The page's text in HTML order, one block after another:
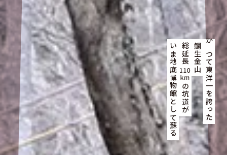
かつて東洋一を誇った
鯛生金山
総延長
の坑道が
いま地底博物館として蘇る